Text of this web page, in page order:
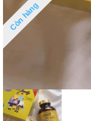
Còn hàng